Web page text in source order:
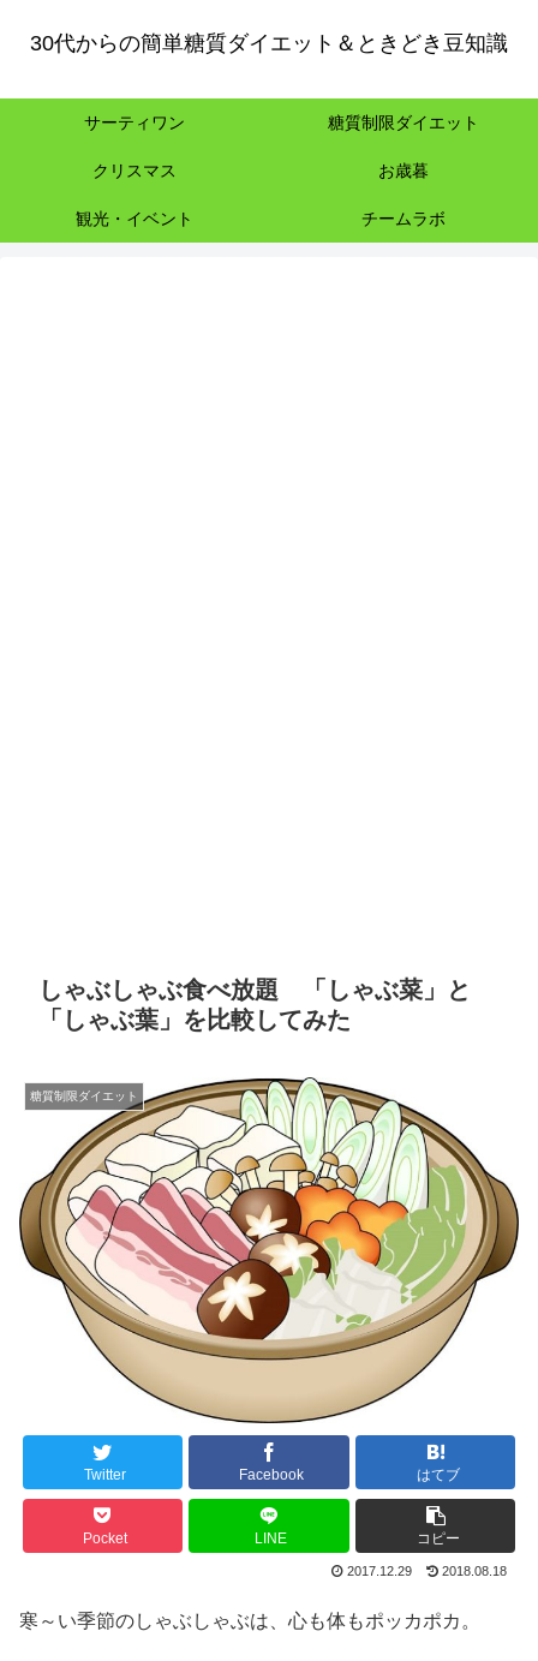
30代からの簡単糖質ダイエット＆ときどき豆知識
サーティワン 糖質制限ダイエット
クリスマス お歳暮
観光・イベント チームラボ
しゃぶしゃぶ食べ放題 「しゃぶ菜」と
「しゃぶ葉」を比較してみた
糖質制限ダイエット
Twitter Facebook はてブ
Pocket LINE コピー
2017.12.29 2018.08.18
寒～い季節のしゃぶしゃぶは、心も体もポッカポカ。